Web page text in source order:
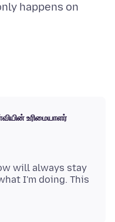
happens on
உரிமையாளர்
will always stay
I'm doing. This